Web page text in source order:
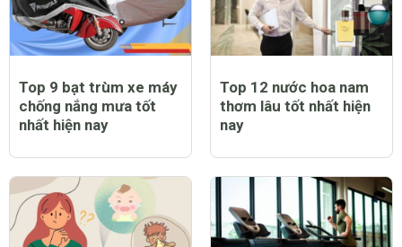
Top 9 bạt trùm xe máy
chống nắng mưa tốt
nhất hiện nay
Top 12 nước hoa nam
thơm lâu tốt nhất hiện
nay